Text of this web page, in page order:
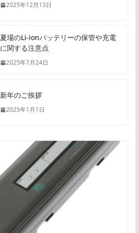
2025年12月13日
夏場のLi-ionバッテリーの保管や充電
に関する注意点
2025年7月24日
新年のご挨拶
2025年1月1日